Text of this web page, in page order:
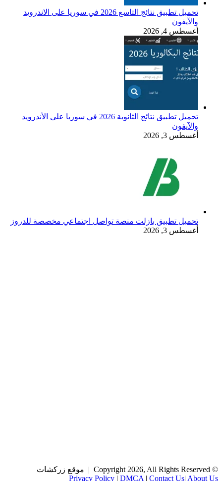
تحميل تطبيق نتائج التاسع 2026 في سوريا على الاندرويد
والآيفون
أغسطس 4, 2026
تحميل تطبيق نتائج الثانوية 2026 في سوريا على الأندرويد
والآيفون
أغسطس 3, 2026
تحميل تطبيق بازلت منصة تواصل اجتماعي مخصصة للدروز
أغسطس 3, 2026
© Copyright 2026, All Rights Reserved | موقع زركشات
Privacy Policy | DMCA | Contact Us| About Us